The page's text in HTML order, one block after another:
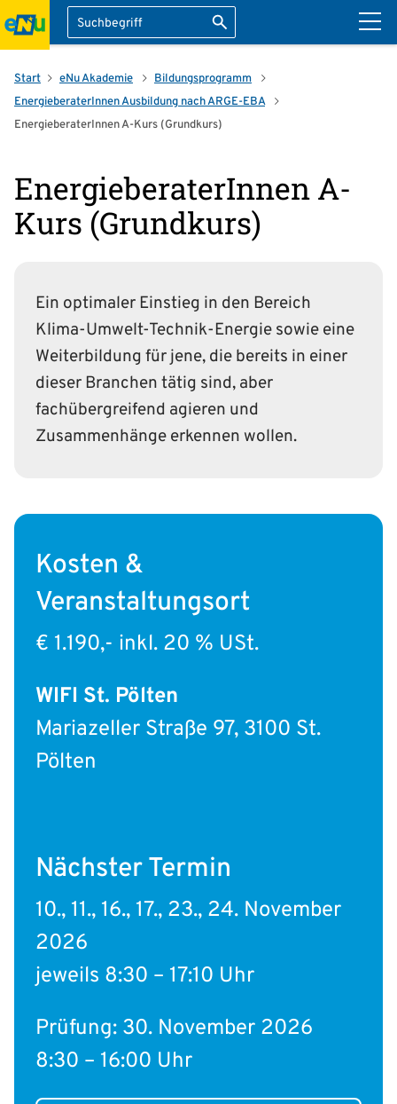
Suche Suche starten
überspringen
Start eNu Akademie
Bildungsprogramm
EnergieberaterInnen Ausbildung nach ARGE-EBA
EnergieberaterInnen A-Kurs (Grundkurs)
EnergieberaterInnen A-
Kurs (Grundkurs)
Ein optimaler Einstieg in den Bereich
Klima-Umwelt-Technik-Energie sowie eine
Weiterbildung für jene, die bereits in einer
dieser Branchen tätig sind, aber
fachübergreifend agieren und
Zusammenhänge erkennen wollen.
Kosten &
Veranstaltungsort
€ 1.190,- inkl. 20 % USt.
WIFI St. Pölten
Mariazeller Straße 97, 3100 St.
Pölten
Nächster Termin
10., 11., 16., 17., 23., 24. November
2026
jeweils 8:30 – 17:10 Uhr
Prüfung: 30. November 2026
8:30 – 16:00 Uhr